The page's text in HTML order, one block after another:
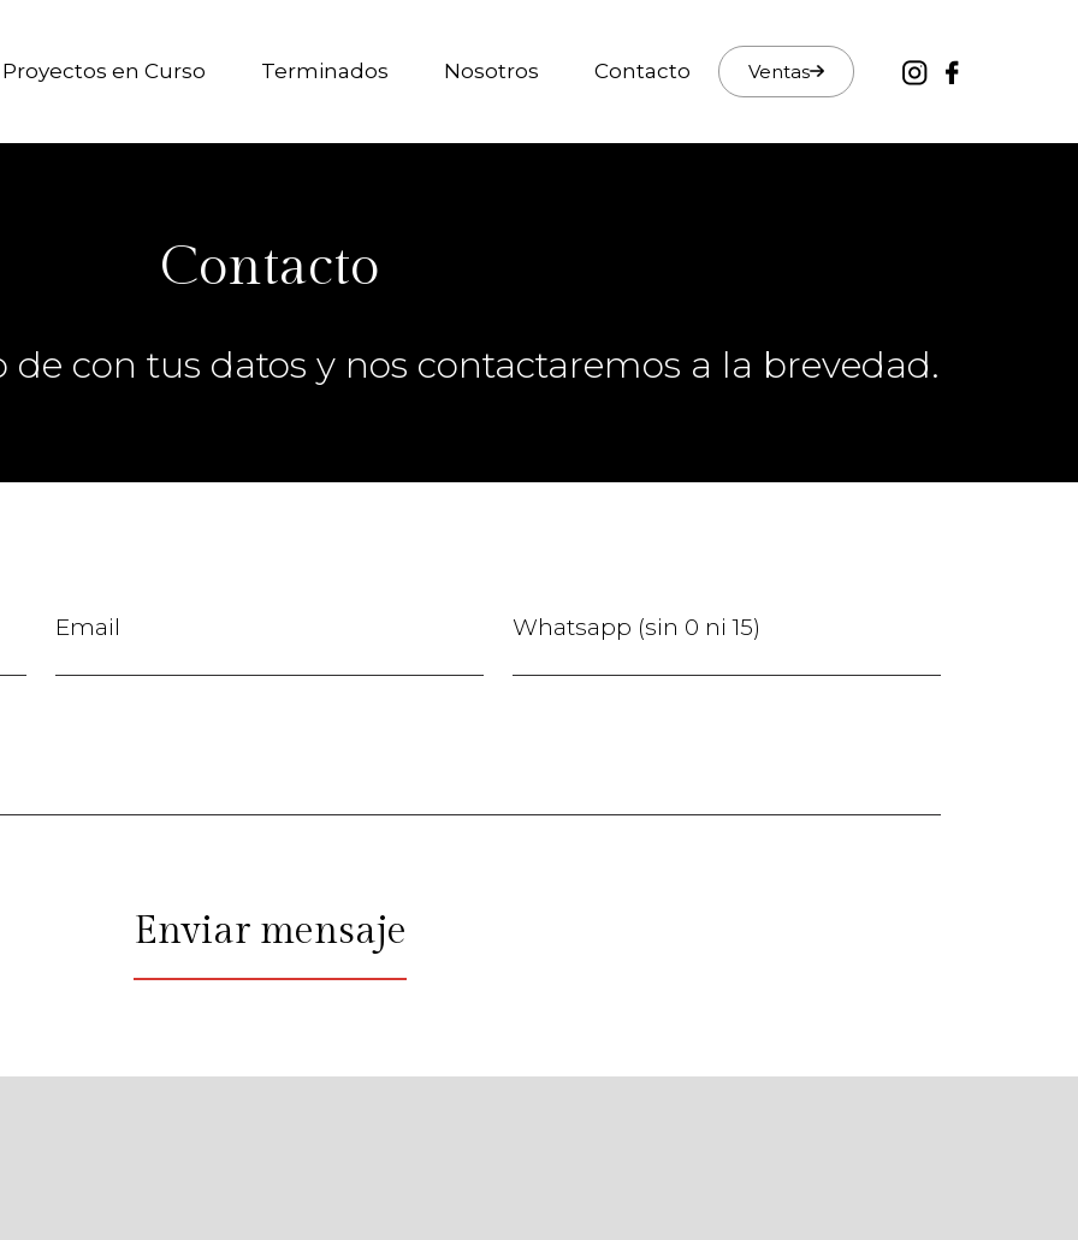
Proyectos en Curso Terminados Nosotros Contacto Ventas
Contacto
con tus datos y nos contactaremos a la brevedad.
Enviar mensaje